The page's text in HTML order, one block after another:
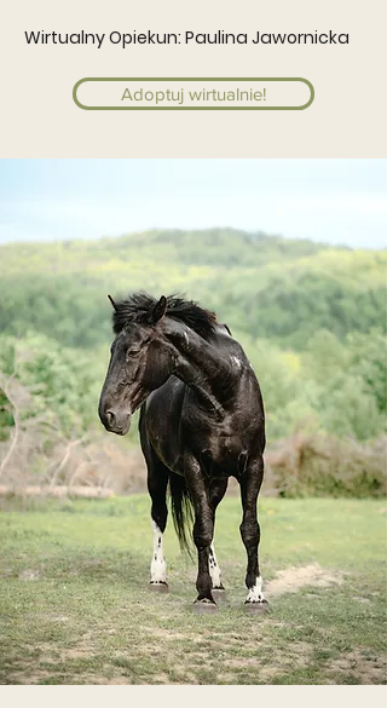
Wirtualny Opiekun: Paulina Jawornicka
Adoptuj wirtualnie!